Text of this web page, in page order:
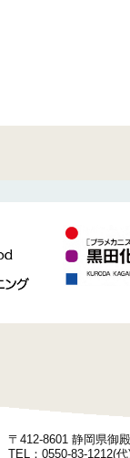
〒412-8601 静岡県御
TEL：0550-83-1212(代